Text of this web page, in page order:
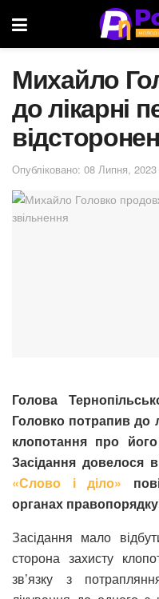
Михайло
до лікарні
Опубліковано: 08 Липня, 2023
Голова
Головко потрапив до
клопотання про
Засідання довелося
«Слово і діло»
органах
Засідання мало
сторона захисту
зв’язку з